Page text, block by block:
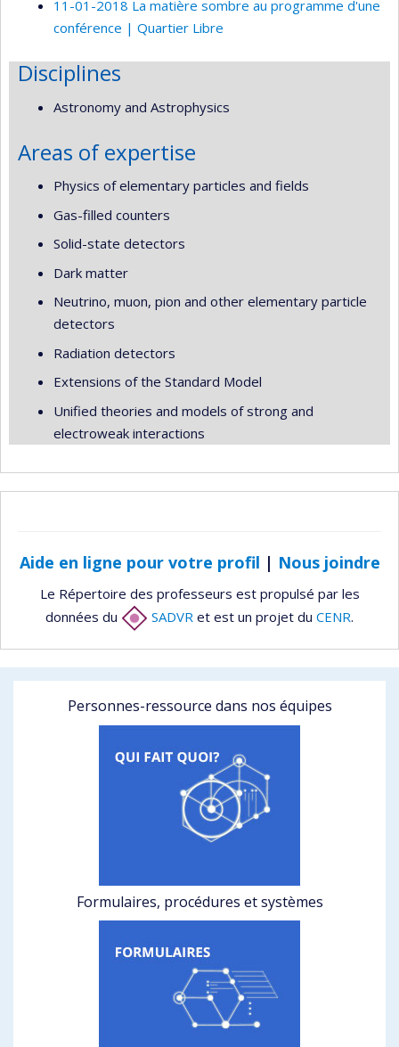
11-01-2018 La matière sombre au programme d'une
conférence | Quartier Libre
Disciplines
Astronomy and Astrophysics
Areas of expertise
Physics of elementary particles and fields
Gas-filled counters
Solid-state detectors
Dark matter
Neutrino, muon, pion and other elementary particle
detectors
Radiation detectors
Extensions of the Standard Model
Unified theories and models of strong and
electroweak interactions
Aide en ligne pour votre profil | Nous joindre
Le Répertoire des professeurs est propulsé par les
données du
SADVR et est un projet du CENR.
Personnes-ressource dans nos équipes
Formulaires, procédures et systèmes